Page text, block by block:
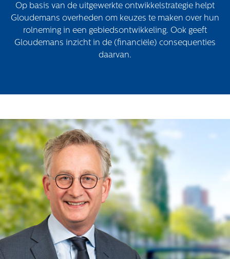
Op basis van de uitgewerkte ontwikkelstrategie helpt
Gloudemans overheden om keuzes te maken over hun
rolneming in een gebiedsontwikkeling. Ook geeft
Gloudemans inzicht in de (financiële) consequenties
daarvan.